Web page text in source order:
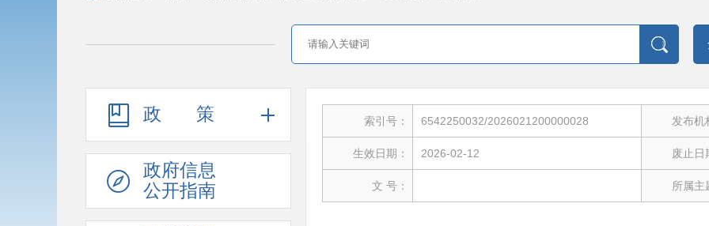
政策
政府信息
公开指南
索引号： 6542250032/2026021200000028 发布机
生效日期： 2026-02-12 废止日
文 号： 所属主